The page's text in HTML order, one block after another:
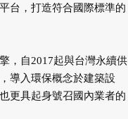
台，打造符合國際標準的
，自2017起與台灣永續供
導入環保概念於建築設
更具起身號召國內業者的